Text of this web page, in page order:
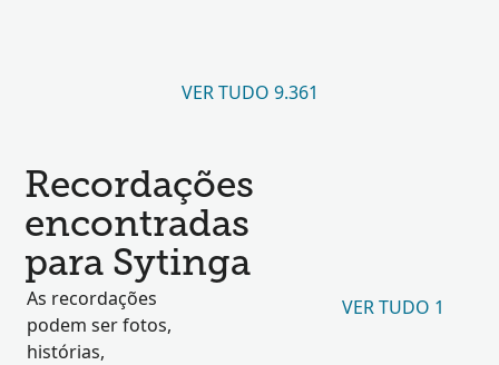
VER TUDO 9.361
Recordações
encontradas
para Sytinga
As recordações
podem ser fotos,
histórias,
VER TUDO 1